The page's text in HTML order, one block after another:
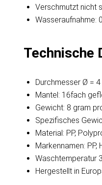
Verschmutzt nicht
Wasseraufnahme:
Technische
Durchmesser Ø = 4
Mantel: 16fach
Gewicht: 8 gram
Spezifisches
Material: PP,
Markennamen:
Waschtemperatur
Hergestellt in